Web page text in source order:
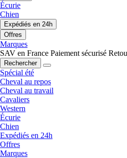
Écurie
Chien
Expédiés en 24h
Offres
Marques
SAV en France Paiement sécurisé
Rechercher
Spécial été
Cheval au repos
Cheval au travail
Cavaliers
Western
Écurie
Chien
Expédiés en 24h
Offres
Marques